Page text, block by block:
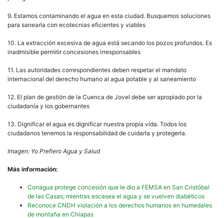
9. Estamos contaminando el agua en esta ciudad. Busquemos soluciones
para sanearla con ecotecnias eficientes y viables
10. La extracción excesiva de agua está secando los pozos profundos. Es
inadmisible permitir concesiones irresponsables
11. Las autoridades correspondientes deben respetar el mandato
internacional del derecho humano al agua potable y al saneamiento
12. El plan de gestión de la Cuenca de Jovel debe ser apropiado por la
ciudadanía y los gobernantes
13. Dignificar el agua es dignificar nuestra propia vida. Todos los
ciudadanos tenemos la responsabilidad de cuidarla y protegerla.
Imagen: Yo Prefiero Agua y Salud
Más información:
Conagua protege concesión que le dio a FEMSA en San Cristóbal
de las Casas; mientras escasea el agua y se vuelven diabéticos
Reconoce CNDH violación a los derechos humanos en humedales
de montaña en Chiapas